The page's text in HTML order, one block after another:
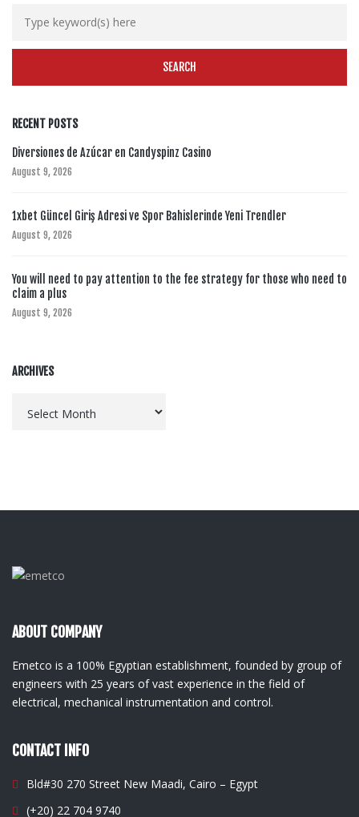
RECENT POSTS
Diversiones de Azúcar en Candyspinz Casino
August 9, 2026
1xbet Güncel Giriş Adresi ve Spor Bahislerinde Yeni Trendler
August 9, 2026
You will need to pay attention to the fee strategy for those who need to
claim a plus
August 9, 2026
ARCHIVES
ABOUT COMPANY
Emetco is a 100% Egyptian establishment, founded by group of
engineers with 25 years of vast experience in the field of
electrical, mechanical instrumentation and control.
CONTACT INFO
Bld#30 270 Street New Maadi, Cairo – Egypt
(+20) 22 704 9740